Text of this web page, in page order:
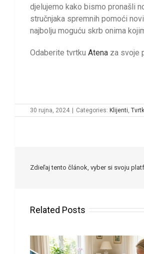
djelujemo kako bismo pronašli
stručnjaka spremnih pomoći
najbolju moguću skrb onima
Odaberite tvrtku Atena za svoje
30 rujna, 2024 | Categories: Klijenti
Zdieľaj tento článok, vyber si svoju
Related Posts